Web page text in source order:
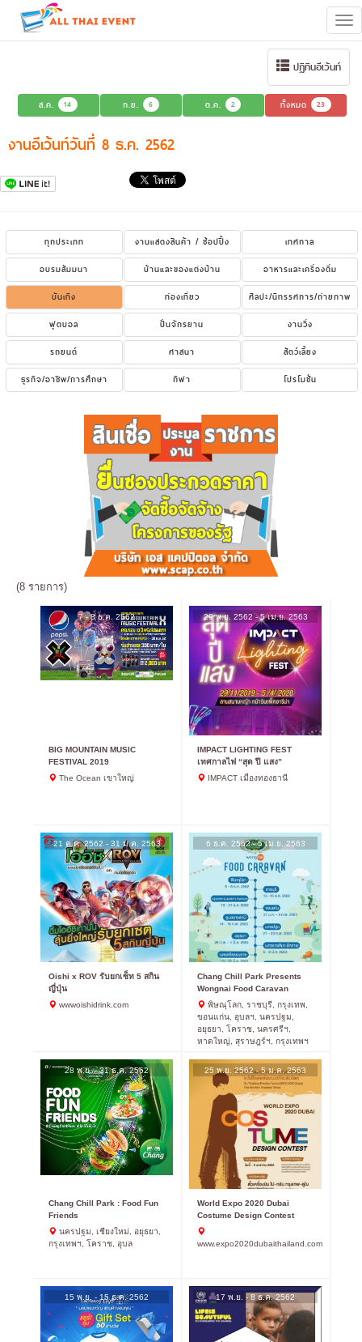
ปฏิทินอีเว้นท์
ส.ค. 14 ก.ย. 6 ต.ค. 2 ทั้งหมด 23
งานอีเว้นท์วันที่ 8 ธ.ค. 2562
ทุกประเภท งานแสดงสินค้า / ช้อปปิ้ง
เทศกาล
อบรมสัมมนา
บ้านและของแต่งบ้าน
อาหารและเครื่องดื่ม
บันเทิง
ท่องเที่ยว
ศิลปะ/นิทรรศการ/ถ่ายภาพ
ฟุตบอล
ปั่นจักรยาน
งานวิ่ง
รถยนต์
ศาสนา
สัตว์เลี้ยง
ธุรกิจ/อาชีพ/การศึกษา
กีฬา โปรโมชั่น
(8 รายการ)
7 - 8 ธ.ค. 2562
BIG MOUNTAIN MUSIC
FESTIVAL 2019
The Ocean เขาใหญ่
29 พ.ย. 2562 - 5 เม.ย. 2563
IMPACT LIGHTING FEST
เทศกาลไฟ “สุด ปี แสง”
IMPACT เมืองทองธานี
21 ต.ค. 2562 - 31 ม.ค. 2563
Oishi x ROV รับยกเซ็ท 5 สกิน
ญี่ปุ่น
wwwoishidrink.com
6 ธ.ค. 2562 - 5 เม.ย. 2563
Chang Chill Park Presents
Wongnai Food Caravan
พิษณุโลก, ราชบุรี, กรุงเทพ,
ขอนแก่น, อุบลฯ, นครปฐม,
อยุธยา, โคราช, นครศรีฯ,
หาดใหญ่, สุราษฎร์ฯ, กรุงเทพฯ
28 พ.ย. - 31 ธ.ค. 2562
Chang Chill Park : Food Fun
Friends
นครปฐม, เชียงใหม่, อยุธยา,
กรุงเทพฯ, โคราช, อุบล
25 พ.ย. 2562 - 5 ม.ค. 2563
World Expo 2020 Dubai
Costume Design Contest
www.expo2020dubaithailand.com
15 พ.ย. - 15 ธ.ค. 2562 17 พ.ย. - 8 ธ.ค. 2562